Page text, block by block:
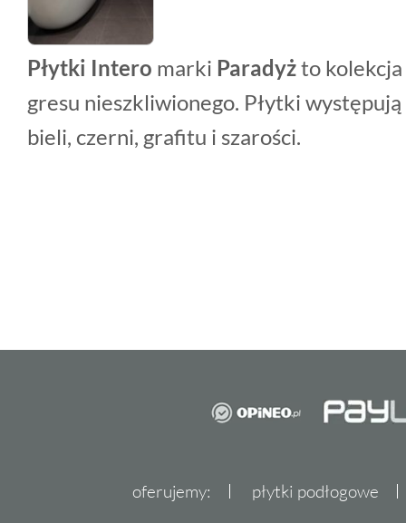
Płytki Intero marki Paradyżto kolekcja
gresu nieszkliwionego. Płytki
bieli, czerni, grafitu i szarości.
oferujemy: płytki podłogowe